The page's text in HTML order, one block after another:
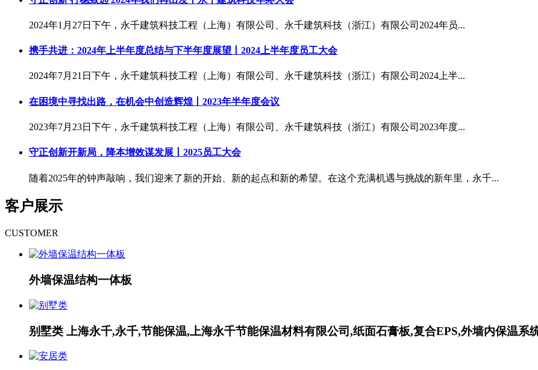
2024年1月27日下午，永千建筑科技工程（上海）有限公司、永千建筑科技（浙江）有限公司2024年员...
携手共进：2024年上半年度总结与下半年度展望丨2024上半年度员工大会
2024年7月21日下午，永千建筑科技工程（上海）有限公司、永千建筑科技（浙江）有限公司2024上半...
在困境中寻找出路，在机会中创造辉煌丨2023年半年度会议
2023年7月23日下午，永千建筑科技工程（上海）有限公司、永千建筑科技（浙江）有限公司2023年度...
守正创新开新局，降本增效谋发展丨2025员工大会
随着2025年的钟声敲响，我们迎来了新的开始、新的起点和新的希望。在这个充满机遇与挑战的新年里，永千...
客户展示
CUSTOMER
外墙保温结构一体板
别墅类 上海永千,永千,节能保温,上海永千节能保温材料有限公司,纸面石膏板,复合EPS,外墙内保温系